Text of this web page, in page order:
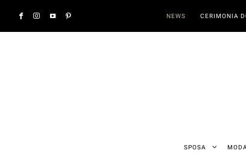
NEWS CERIMONIA
SPOSA